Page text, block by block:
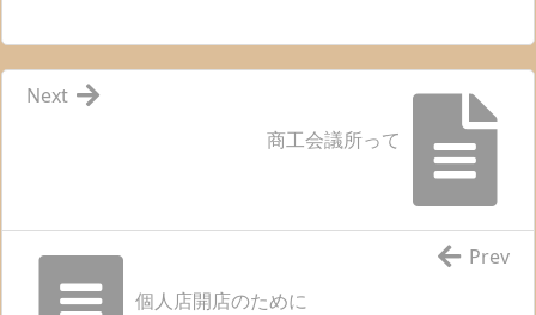
商工会議所って
Next
個人店開店のために
Prev